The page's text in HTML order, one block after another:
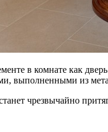
в комнате как
выполненными из
чрезвычайно